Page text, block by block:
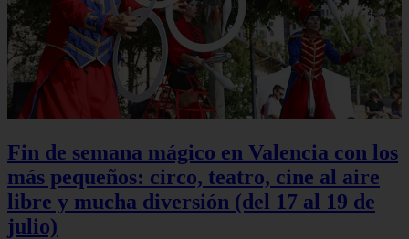
Fin de semana mágico en Valencia con los
más pequeños: circo, teatro, cine al aire
libre y mucha diversión (del 17 al 19 de
julio)